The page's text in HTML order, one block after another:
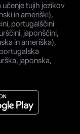
učenje tujih jezikov
in ameriški),
portugalščini
japonščini,
in ameriška),
japonska,